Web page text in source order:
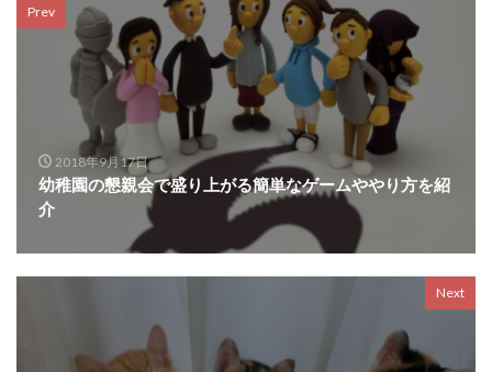
Prev
2018年9月17日
幼稚園の懇親会で盛り上がる簡単なゲームややり方を紹
介
Next